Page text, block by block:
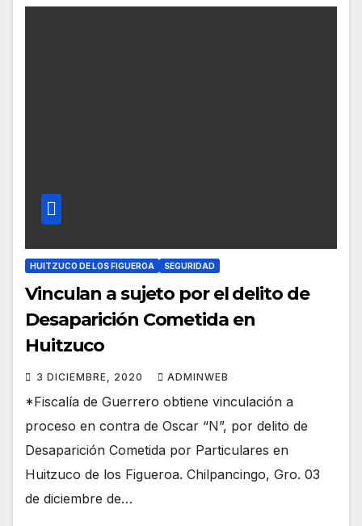
HUITZUCO DE LOS FIGUEROA SEGURIDAD
Vinculan a sujeto por el delito de
Desaparición Cometida en
Huitzuco
3 DICIEMBRE, 2020 ADMINWEB
*Fiscalía de Guerrero obtiene vinculación a
proceso en contra de Oscar “N”, por delito de
Desaparición Cometida por Particulares en
Huitzuco de los Figueroa. Chilpancingo, Gro. 03
de diciembre de…